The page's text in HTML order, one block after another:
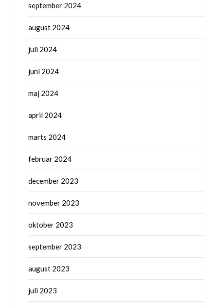
september 2024
august 2024
juli 2024
juni 2024
maj 2024
april 2024
marts 2024
februar 2024
december 2023
november 2023
oktober 2023
september 2023
august 2023
juli 2023